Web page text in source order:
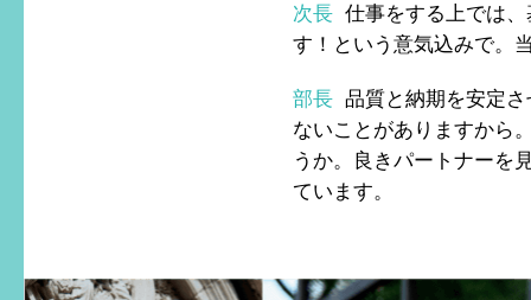
次長 仕事をする上では
す！という意気込みで。
部長 品質と納期を安定
ないことがありますから
うか。良きパートナーを
ています。